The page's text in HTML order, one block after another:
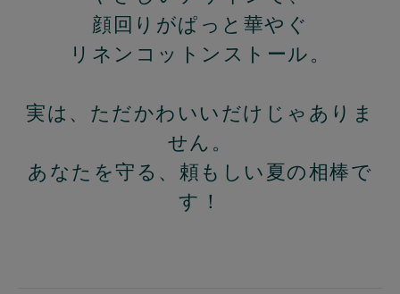
顔回りがぱっと華やぐ
リネンコットンストール。
実は、ただかわいいだけじゃありま
せん。
あなたを守る、頼もしい夏の相棒で
す！